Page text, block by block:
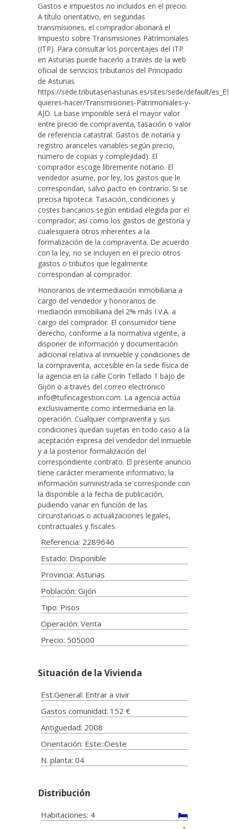
Gastos e impuestos no incluidos en el precio.
A título orientativo, en segundas
transmisiones, el comprador abonará el
Impuesto sobre Transmisiones Patrimoniales
(ITP). Para consultar los porcentajes del ITP
en Asturias puede hacerlo a través de la web
oficial de servicios tributarios del Principado
de Asturias
https://sede.tributasenasturias.es/sites/sede/default/
quieres-hacer/Transmisiones-Patrimoniales-y-
AJD. La base imponible será el mayor valor
entre precio de compraventa, tasación o valor
de referencia catastral. Gastos de notaría y
registro aranceles variables según precio,
número de copias y complejidad). El
comprador escoge libremente notario. El
vendedor asume, por ley, los gastos que le
correspondan, salvo pacto en contrario. Si se
precisa hipoteca: Tasación, condiciones y
costes bancarios según entidad elegida por el
comprador; así como los gastos de gestoría y
cualesquiera otros inherentes a la
formalización de la compraventa. De acuerdo
con la ley, no se incluyen en el precio otros
gastos o tributos que legalmente
correspondan al comprador.
Honorarios de intermediación inmobiliaria a
cargo del vendedor y honorarios de
mediación inmobiliaria del 2% más I.V.A. a
cargo del comprador. El consumidor tiene
derecho, conforme a la normativa vigente, a
disponer de información y documentación
adicional relativa al inmueble y condiciones de
la compraventa, accesible en la sede física de
la agencia en la calle Corín Tellado 1 bajo de
Gijón o a través del correo electrónico
info@tufincagestion.com. La agencia actúa
exclusivamente como intermediaria en la
operación. Cualquier compraventa y sus
condiciones quedan sujetas en todo caso a la
aceptación expresa del vendedor del inmueble
y a la posterior formalización del
correspondiente contrato. El presente anuncio
tiene carácter meramente informativo; la
información suministrada se corresponde con
la disponible a la fecha de publicación,
pudiendo variar en función de las
circunstancias o actualizaciones legales,
contractuales y fiscales.
Referencia: 2289646
Estado: Disponible
Provincia: Asturias
Población: Gijón
Tipo: Pisos
Operación: Venta
Precio: 505000
Situación de la Vivienda
Est.General: Entrar a vivir
Gastos comunidad: 152 €
Antiguedad: 2008
Orientación: Este::Oeste
N. planta: 04
Distribución
Habitaciones: 4